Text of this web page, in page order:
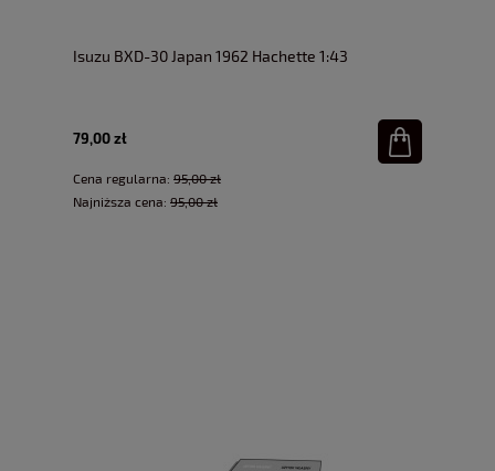
Isuzu BXD-30 Japan 1962 Hachette 1:43
79,00 zł
Cena regularna: 95,00 zł
Najniższa cena: 95,00 zł